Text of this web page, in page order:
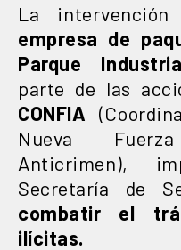
La
empresa de
Parque
parte de las
CONFIA
Nueva
Anticrimen),
Secretaría de
combatir el
ilícitas.